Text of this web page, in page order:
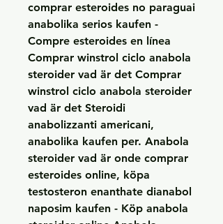
comprar esteroides no paraguai
anabolika serios kaufen -
Compre esteroides en línea
Comprar winstrol ciclo anabola
steroider vad är det Comprar
winstrol ciclo anabola steroider
vad är det Steroidi
anabolizzanti americani,
anabolika kaufen per. Anabola
steroider vad är onde comprar
esteroides online, köpa
testosteron enanthate dianabol
naposim kaufen - Köp anabola